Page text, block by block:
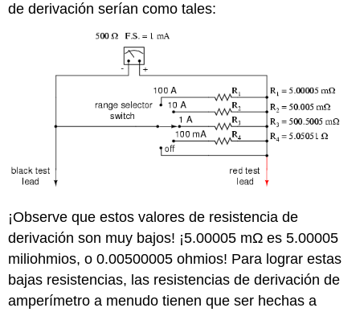
de derivación serían como tales:
¡Observe que estos valores de resistencia de
derivación son muy bajos! ¡5.00005 mΩ es 5.00005
miliohmios, o 0.00500005 ohmios! Para lograr estas
bajas resistencias, las resistencias de derivación de
amperímetro a menudo tienen que ser hechas a